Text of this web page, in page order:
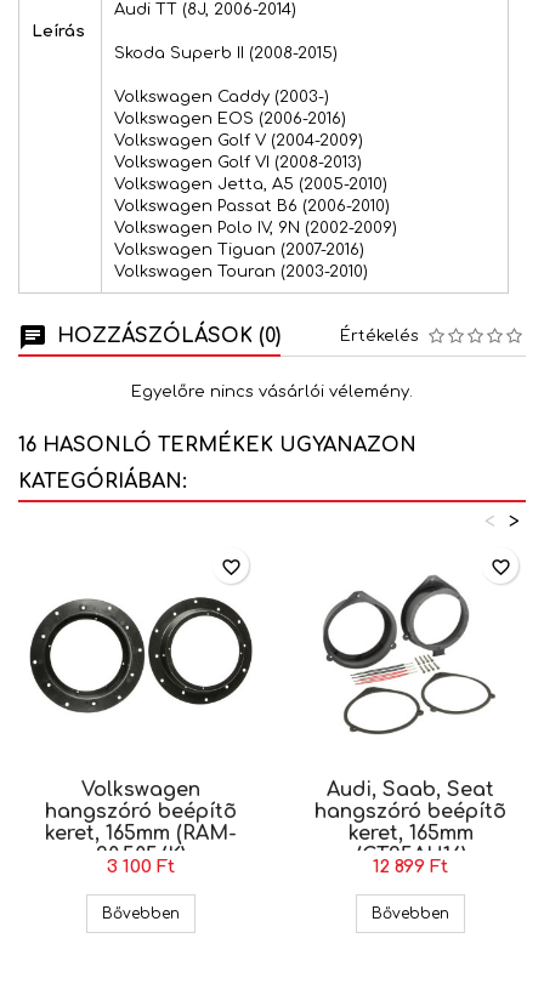
Leírás
Audi TT (8J, 2006-2014)
Skoda Superb II (2008-2015)
Volkswagen Caddy (2003-)
Volkswagen EOS (2006-2016)
Volkswagen Golf V (2004-2009)
Volkswagen Golf VI (2008-2013)
Volkswagen Jetta, A5 (2005-2010)
Volkswagen Passat B6 (2006-2010)
Volkswagen Polo IV, 9N (2002-2009)
Volkswagen Tiguan (2007-2016)
Volkswagen Touran (2003-2010)
HOZZÁSZÓLÁSOK (0) Értékelés
Egyelőre nincs vásárlói vélemény.
16 HASONLÓ TERMÉKEK UGYANAZON
KATEGÓRIÁBAN:
>
<
Volkswagen
hangszóró beépítõ
keret, 165mm (RAM-
20.505/K)
3 100 Ft
Bővebben Volkswagen hangszóró beépítõ keret, 165mm
favorite_border
Audi, Saab, Seat
hangszóró beépítõ
keret, 165mm
(CT25AU16)
12 899 Ft
Bővebben
favorite_border